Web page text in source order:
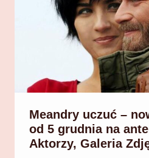
Meandry uczuć –
od 5 grudnia na
Aktorzy, Galeria